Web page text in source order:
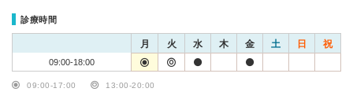
診療時間
月 火 水 木 金 土 日 祝
09:00-18:00
09:00-17:00 13:00-20:00